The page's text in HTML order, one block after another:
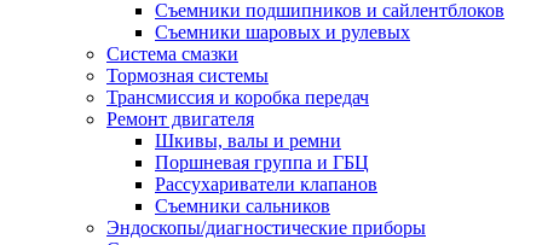
Съемники подшипников и сайлентблоков
Съемники шаровых и рулевых
Система смазки
Тормозная системы
Трансмиссия и коробка передач
Ремонт двигателя
Шкивы, валы и ремни
Поршневая группа и ГБЦ
Рассухариватели клапанов
Съемники сальников
Эндоскопы/диагностические приборы